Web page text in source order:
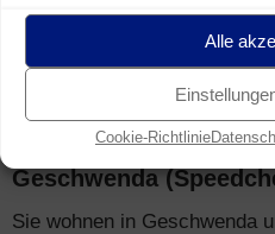
Alle
Cookie-Richtlinie
Mobilfunk-Netz in
Speedtestfür
Geschwenda
Sie wohnen in Geschwenda